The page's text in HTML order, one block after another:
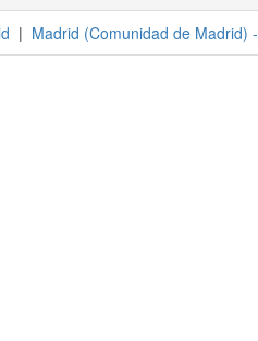
| Madrid (Comunidad de Madrid) -